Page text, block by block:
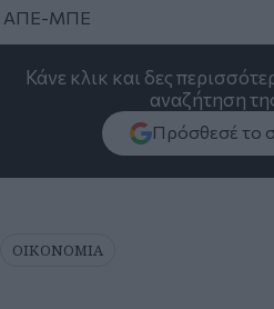
ΑΠΕ-ΜΠΕ
Κάνε κλικ και δες
αναζήτηση
Πρόσθεσέ το
ΟΙΚΟΝΟΜΙΑ